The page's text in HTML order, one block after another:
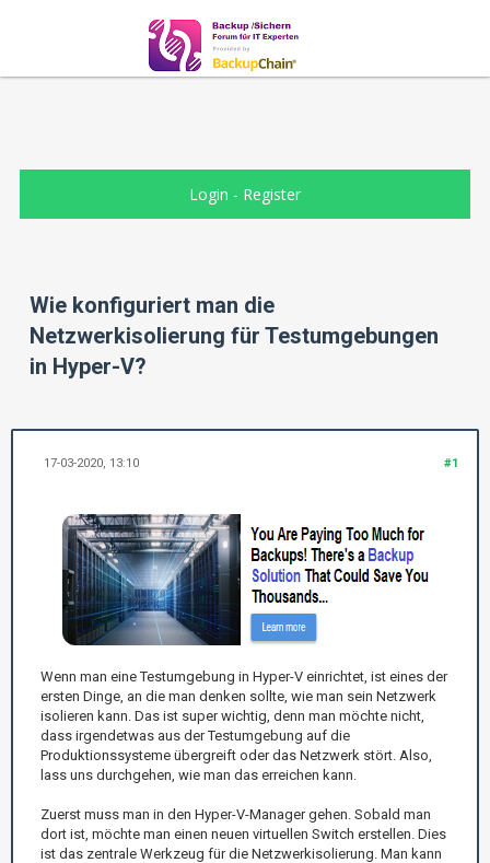
Login - Register
Wie konfiguriert man die
Netzwerkisolierung für Testumgebungen
in Hyper-V?
#1
17-03-2020, 13:10
Wenn man eine Testumgebung in Hyper-V einrichtet, ist eines der
ersten Dinge, an die man denken sollte, wie man sein Netzwerk
isolieren kann. Das ist super wichtig, denn man möchte nicht,
dass irgendetwas aus der Testumgebung auf die
Produktionssysteme übergreift oder das Netzwerk stört. Also,
lass uns durchgehen, wie man das erreichen kann.
Zuerst muss man in den Hyper-V-Manager gehen. Sobald man
dort ist, möchte man einen neuen virtuellen Switch erstellen. Dies
ist das zentrale Werkzeug für die Netzwerkisolierung. Man kann